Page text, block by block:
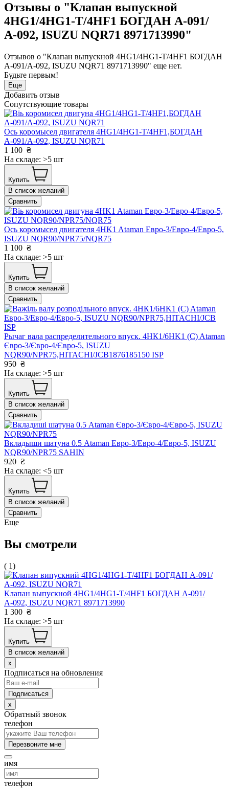
Отзывы о "Клапан выпускной
4HG1/4HG1-T/4HF1 БОГДАН А-091/
А-092, ISUZU NQR71 8971713990"
Отзывов о "Клапан выпускной 4HG1/4HG1-T/4HF1 БОГДАН
А-091/А-092, ISUZU NQR71 8971713990" еще нет.
Будьте первым!
Еще
Добавить отзыв
Сопутствующие товары
Ось коромысел двигателя 4HG1/4HG1-T/4HF1,БОГДАН
А-091/А-092, ISUZU NQR71
1 100 ₴
На складе: >5 шт
Купить
В список желаний
Сравнить
Ось коромысел двигателя 4HK1 Ataman Евро-3/Евро-4/Евро-5,
ISUZU NQR90/NPR75/NQR75
1 100 ₴
На складе: >5 шт
Купить
В список желаний
Сравнить
Рычаг вала распределительного впуск. 4HК1/6HK1 (С) Ataman
Євро-3/Євро-4/Євро-5, ISUZU
NQR90/NPR75,HITACHI/JCB1876185150 ISP
950 ₴
На складе: >5 шт
Купить
В список желаний
Сравнить
Вкладыши шатуна 0.5 Ataman Евро-3/Евро-4/Евро-5, ISUZU
NQR90/NPR75 SAHIN
920 ₴
На складе: <5 шт
Купить
В список желаний
Сравнить
Еще
Вы смотрели
( 1)
Клапан выпускной 4HG1/4HG1-T/4HF1 БОГДАН А-091/
А-092, ISUZU NQR71 8971713990
1 300 ₴
На складе: >5 шт
Купить
В список желаний
x
Подписаться на обновления
x
Обратный звонок
телефон
Перезвоните мне
имя
телефон